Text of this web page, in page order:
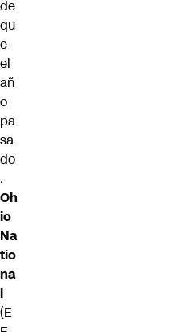
de
qu
e
el
añ
o
pa
sa
do
,
Oh
io
Na
tio
na
l
(E